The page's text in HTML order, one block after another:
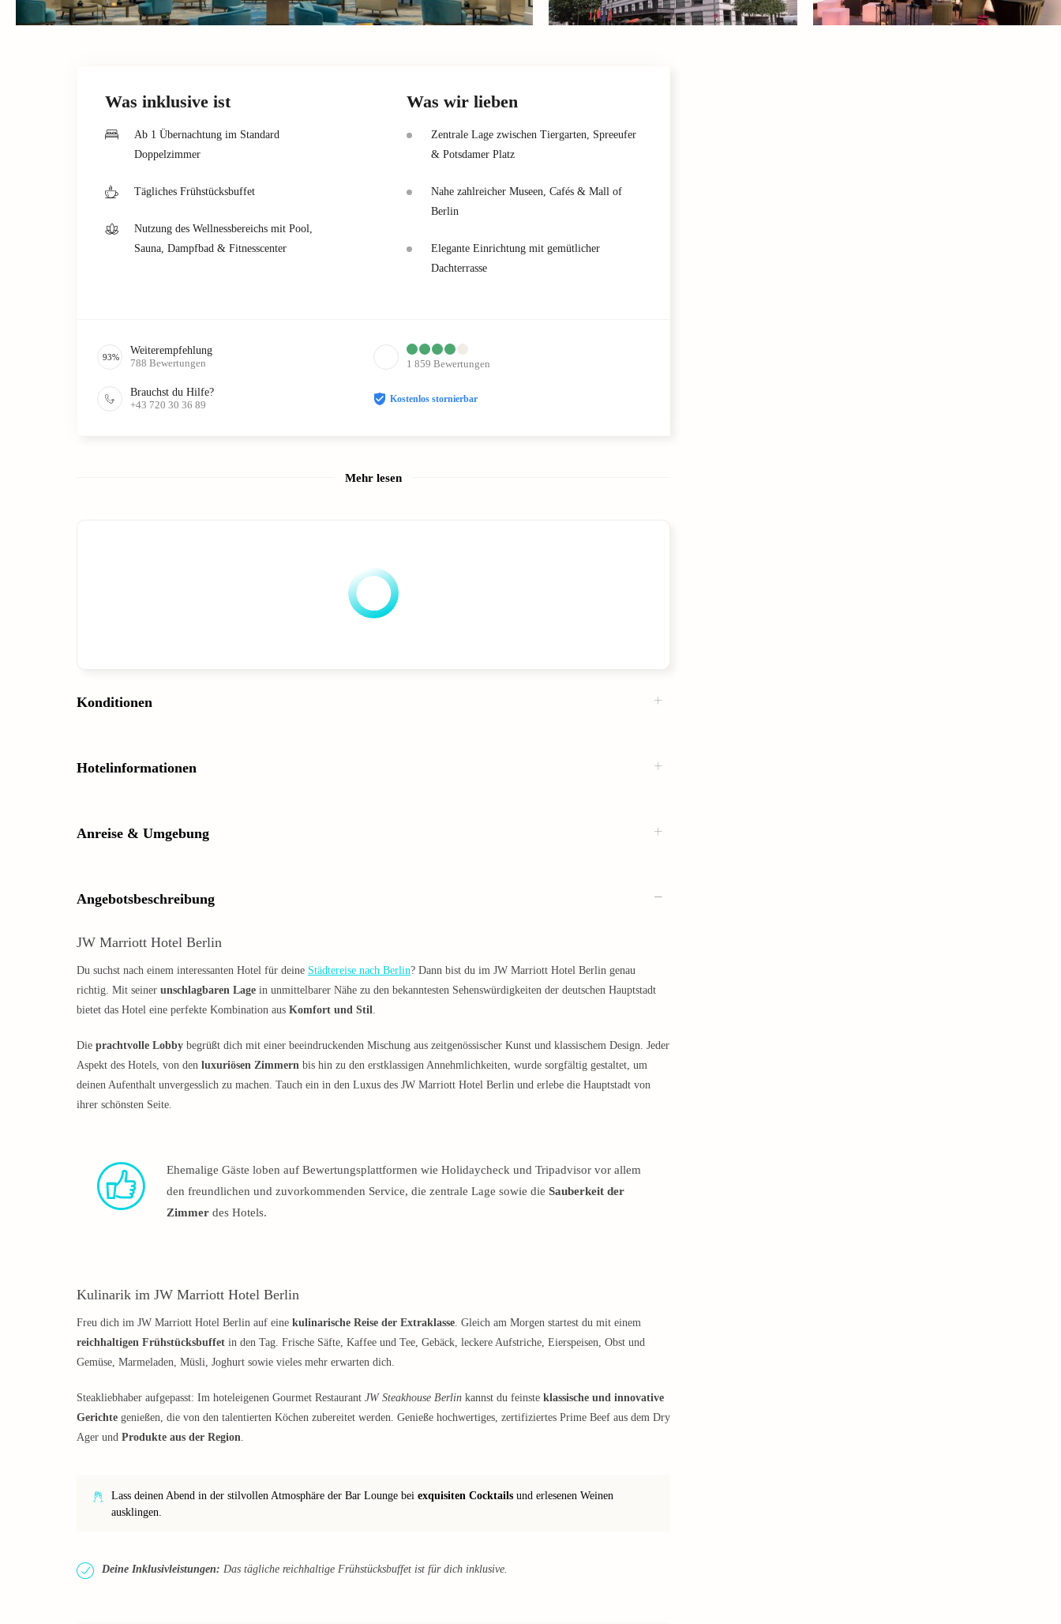
Was inklusive ist
Ab 1 Übernachtung im Standard
Doppelzimmer
Tägliches Frühstücksbuffet
Nutzung des Wellnessbereichs mit Pool,
Sauna, Dampfbad & Fitnesscenter
Was wir lieben
Zentrale Lage zwischen Tiergarten, Spreeufer
& Potsdamer Platz
Nahe zahlreicher Museen, Cafés & Mall of
Berlin
Elegante Einrichtung mit gemütlicher
Dachterrasse
93%
Weiterempfehlung
788 Bewertungen 1 859 Bewertungen
Brauchst du Hilfe?
+43 720 30 36 89
Kostenlos stornierbar
Mehr lesen
Konditionen
Hotelinformationen
Anreise & Umgebung
Angebotsbeschreibung
JW Marriott Hotel Berlin
Du suchst nach einem interessanten Hotel für deine Städtereise nach Berlin? Dann bist du im JW Marriott Hotel Berlin genau
richtig. Mit seiner unschlagbaren Lage in unmittelbarer Nähe zu den bekanntesten Sehenswürdigkeiten der deutschen Hauptstadt
bietet das Hotel eine perfekte Kombination aus Komfort und Stil
Die prachtvolle Lobby begrüßt dich mit einer beeindruckenden Mischung aus zeitgenössischer Kunst und klassischem Design. Jeder
Aspekt des Hotels, von den luxuriösen Zimmern bis hin zu den erstklassigen Annehmlichkeiten, wurde sorgfältig gestaltet, um
deinen Aufenthalt unvergesslich zu machen. Tauch ein in den Luxus des JW Marriott Hotel Berlin und erlebe die Hauptstadt von
ihrer schönsten Seite.
Ehemalige Gäste loben auf Bewertungsplattformen wie Holidaycheck und Tripadvisor vor allem
den freundlichen und zuvorkommenden Service, die zentrale Lage sowie die Sauberkeit der
Zimmer des Hotels.
Kulinarik im JW Marriott Hotel Berlin
Freu dich im JW Marriott Hotel Berlin auf eine kulinarische Reise der Extraklasse . Gleich am Morgen startest du mit einem
reichhaltigen Frühstücksbuffet in den Tag. Frische Säfte, Kaffee und Tee, Gebäck, leckere Aufstriche, Eierspeisen, Obst und
Gemüse, Marmeladen, Müsli, Joghurt sowie vieles mehr erwarten dich.
Steakliebhaber aufgepasst: Im hoteleigenen Gourmet Restaurant JW Steakhouse Berlin kannst du feinste klassische und innovative
Gerichte genießen, die von den talentierten Köchen zubereitet werden. Genieße hochwertiges, zertifiziertes Prime Beef aus dem Dry
Ager und Produkte aus der Region
Lass deinen Abend in der stilvollen Atmosphäre der Bar Lounge bei exquisiten Cocktails und erlesenen Weinen
ausklingen.
Deine Inklusivleistungen: Das tägliche reichhaltige Frühstücksbuffet ist für dich inklusive.